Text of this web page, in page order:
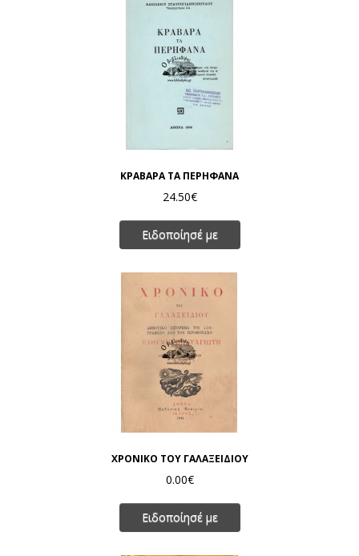
ΚΡΑΒΑΡΑ ΤΑ ΠΕΡΗΦΑΝΑ
24.50€
Ειδοποίησέ με
ΧΡΟΝΙΚΟ ΤΟΥ ΓΑΛΑΞΕΙΔΙΟΥ
0.00€
Ειδοποίησέ με